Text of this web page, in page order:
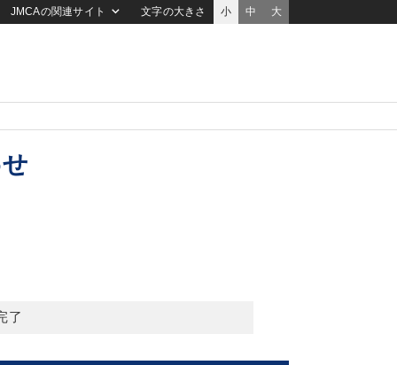
JMCAの関連サイト 文字の大きさ 小 中 大
了